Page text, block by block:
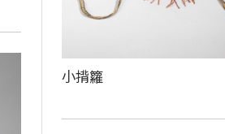
小揹籮